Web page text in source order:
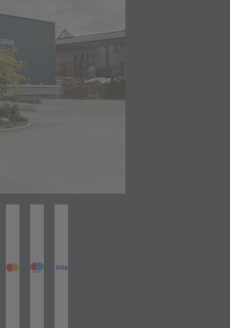
(öffnet in neuem Tab)
(öffnet in neuem Tab)
(öffnet in neuem Tab)